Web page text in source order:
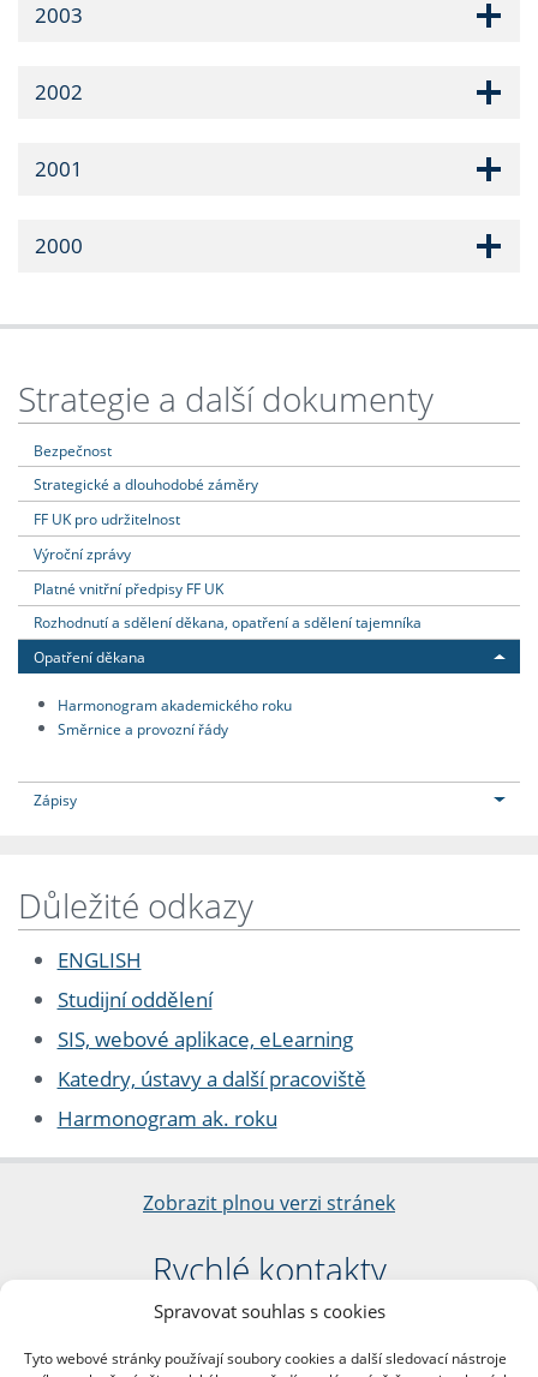
Spravovat souhlas s cookies
Tyto webové stránky používají soubory cookies a další sledovací nástroje
2003
2002
2001
2000
Strategie a další dokumenty
Bezpečnost
Strategické a dlouhodobé záměry
FF UK pro udržitelnost
Výroční zprávy
Platné vnitřní předpisy FF UK
Rozhodnutí a sdělení děkana, opatření a sdělení tajemníka
Opatření děkana
Harmonogram akademického roku
Směrnice a provozní řády
Zápisy
Důležité odkazy
ENGLISH
Studijní oddělení
SIS, webové aplikace, eLearning
Katedry, ústavy a další pracoviště
Harmonogram ak. roku
Zobrazit plnou verzi stránek
Rychlé kontakty
Filozofická fakulta
nám. Jana Palacha 1/2